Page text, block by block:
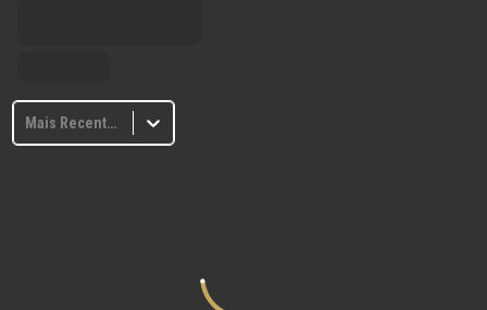
Mais Recentes